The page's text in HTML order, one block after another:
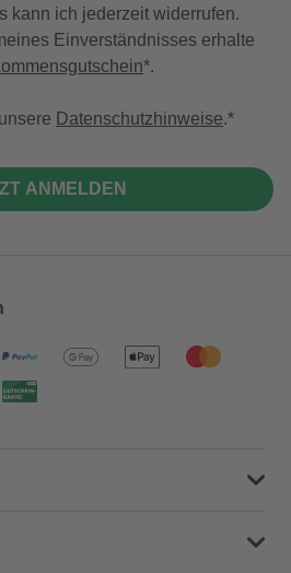
kann ich jederzeit widerrufen.
Einverständnisses erhalte
*.
Datenschutzhinweise.
ANMELDEN